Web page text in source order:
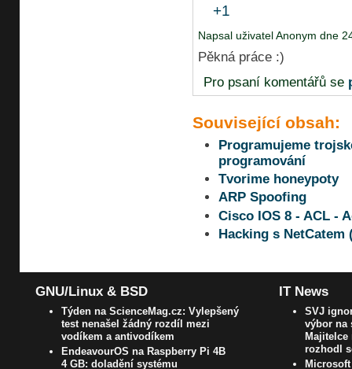
+1
Napsal uživatel Anonym dne
Pěkná práce :)
Pro psaní komentářů se
Související obsah:
Programujeme
programování
Tvorime honeypoty
ARP Spoofing
Cisco IOS 8 - ACL -
Hacking s NetCatem
GNU/Linux & BSD
Týden na ScienceMag.cz: Vylepšený
test nenašel žádný rozdíl mezi
vodíkem a antivodíkem
EndeavourOS na Raspberry Pi 4B
4 GB: doladění systému
IT News
SVJ
výbor na
rozhodl